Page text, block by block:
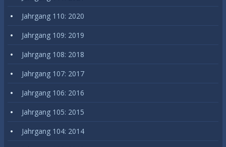
Jahrgang 110: 2020
Jahrgang 109: 2019
Jahrgang 108: 2018
Jahrgang 107: 2017
Jahrgang 106: 2016
Jahrgang 105: 2015
Jahrgang 104: 2014